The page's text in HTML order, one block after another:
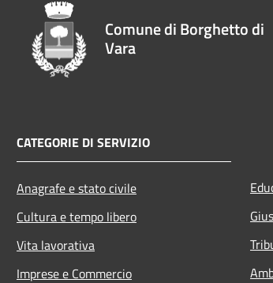
Comune di Borghetto di
Vara
CATEGORIE DI SERVIZIO
Anagrafe e stato civile
Cultura e tempo libero
Vita lavorativa
Imprese e Commercio